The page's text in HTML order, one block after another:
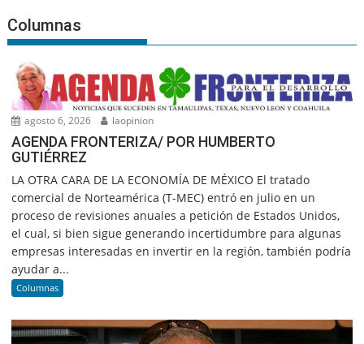
Columnas
agosto 6, 2026 laopinion
AGENDA FRONTERIZA/ POR HUMBERTO
GUTIÉRREZ
LA OTRA CARA DE LA ECONOMÍA DE MÉXICO El tratado
comercial de Norteamérica (T-MEC) entró en julio en un
proceso de revisiones anuales a petición de Estados Unidos,
el cual, si bien sigue generando incertidumbre para algunas
empresas interesadas en invertir en la región, también podría
ayudar a...
Columnas